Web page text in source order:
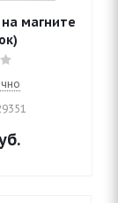
на магните